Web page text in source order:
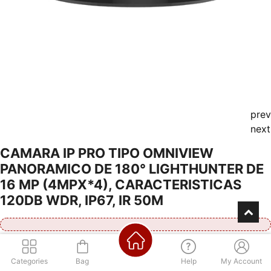
prev
next
CAMARA IP PRO TIPO OMNIVIEW
PANORAMICO DE 180° LIGHTHUNTER DE
16 MP (4MPX*4), CARACTERISTICAS
120DB WDR, IP67, IR 50M
Consultá por nuestra financiación
Categories Bag Help My Account